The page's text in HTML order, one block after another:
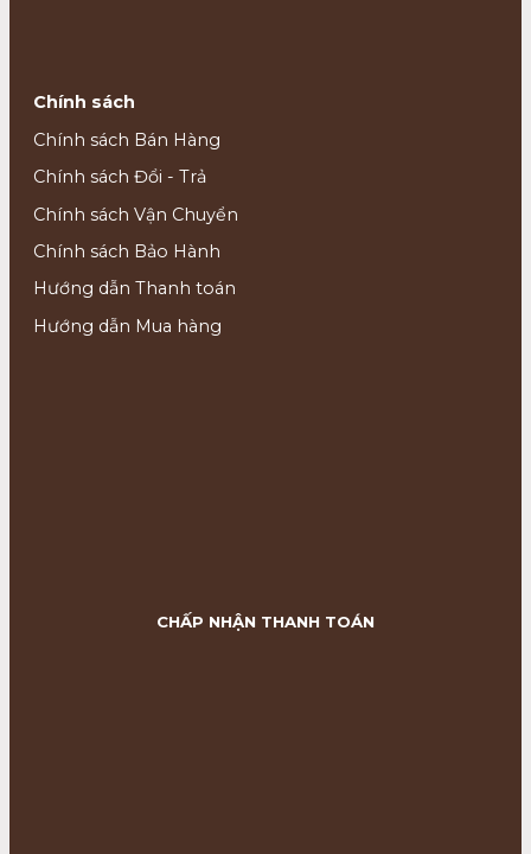
Chính sách
Chính sách Bán Hàng
Chính sách Đổi - Trả
Chính sách Vận Chuyển
Chính sách Bảo Hành
Hướng dẫn Thanh toán
Hướng dẫn Mua hàng
CHẤP NHẬN THANH TOÁN